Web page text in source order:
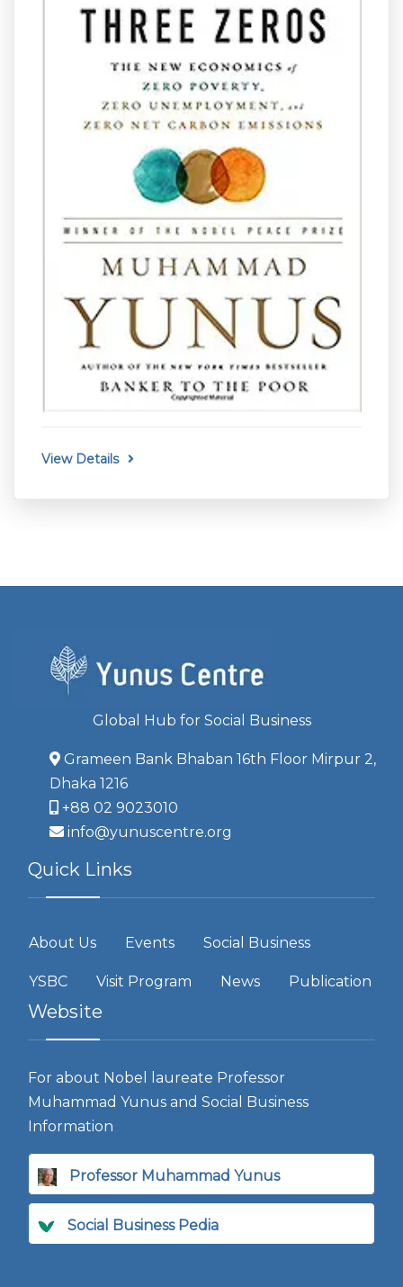
View Details
Global Hub for Social Business
Grameen Bank Bhaban 16th Floor Mirpur 2,
Dhaka 1216
+88 02 9023010
info@yunuscentre.org
Quick Links
About Us Events Social Business
YSBC Visit Program News Publication
Website
For about Nobel laureate Professor
Muhammad Yunus and Social Business
Information
Professor Muhammad Yunus
Social Business Pedia